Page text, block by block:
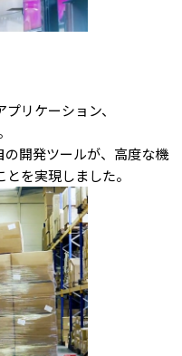
リケーション、
開発ツールが、高度な機
を実現しました。